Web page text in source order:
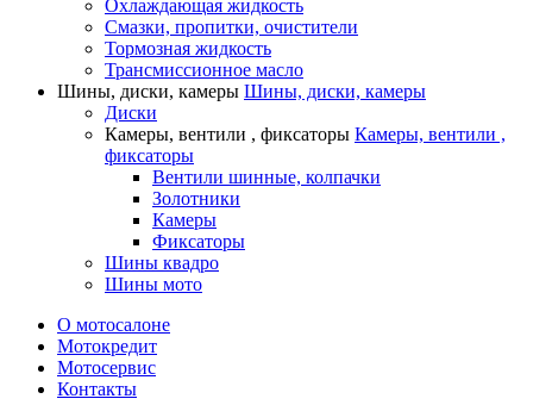
Охлаждающая жидкость
Смазки, пропитки, очистители
Тормозная жидкость
Трансмиссионное масло
Шины, диски, камеры Шины, диски, камеры
Диски
Камеры, вентили , фиксаторы Камеры, вентили ,
фиксаторы
Вентили шинные, колпачки
Золотники
Камеры
Фиксаторы
Шины квадро
Шины мото
О мотосалоне
Мотокредит
Мотосервис
Контакты